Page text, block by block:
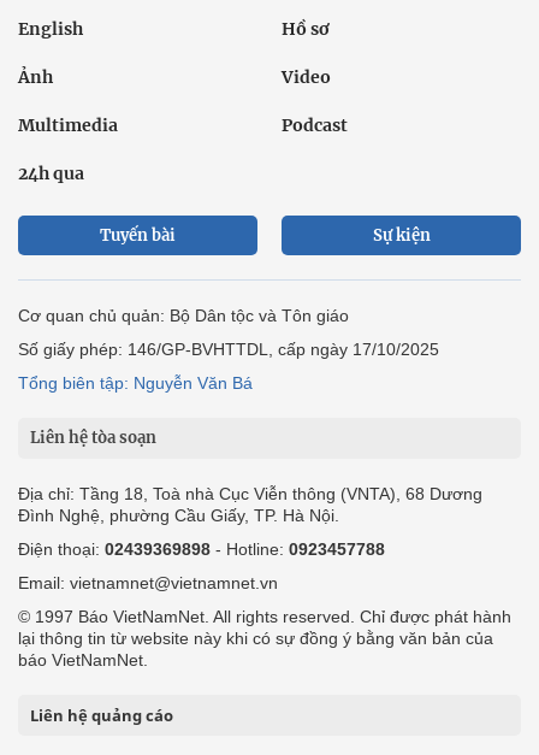
English Hồ sơ
Ảnh Video
Multimedia Podcast
24h qua
Tuyến bài Sự kiện
Cơ quan chủ quản: Bộ Dân tộc và Tôn giáo
Số giấy phép: 146/GP-BVHTTDL, cấp ngày 17/10/2025
Tổng biên tập: Nguyễn Văn Bá
Liên hệ tòa soạn
Địa chỉ: Tầng 18, Toà nhà Cục Viễn thông (VNTA), 68 Dương
Đình Nghệ, phường Cầu Giấy, TP. Hà Nội.
Điện thoại: 02439369898 - Hotline: 0923457788
Email: vietnamnet@vietnamnet.vn
© 1997 Báo VietNamNet. All rights reserved. Chỉ được phát hành
lại thông tin từ website này khi có sự đồng ý bằng văn bản của
báo VietNamNet.
Liên hệ quảng cáo